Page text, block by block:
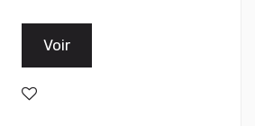
Voir